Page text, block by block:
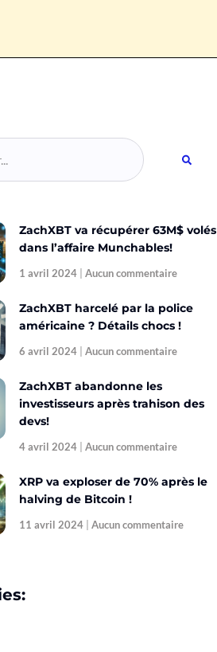
ZachXBT va récupérer 63M$ volés
dans l’affaire Munchables!
1 avril 2024 Aucun commentaire
ZachXBT harcelé par la police
américaine ? Détails chocs !
6 avril 2024 Aucun commentaire
ZachXBT abandonne les
investisseurs après trahison des
devs!
4 avril 2024 Aucun commentaire
XRP va exploser de 70% après le
halving de Bitcoin !
11 avril 2024 Aucun commentaire